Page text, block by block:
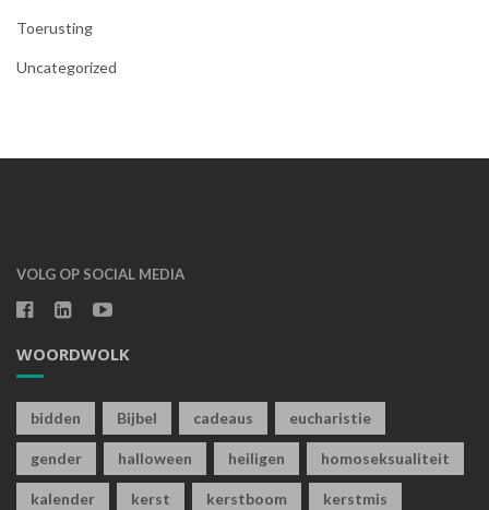
Toerusting
Uncategorized
VOLG OP SOCIAL MEDIA
WOORDWOLK
bidden Bijbel cadeaus eucharistie
gender halloween heiligen homoseksualiteit
kalender kerst kerstboom kerstmis